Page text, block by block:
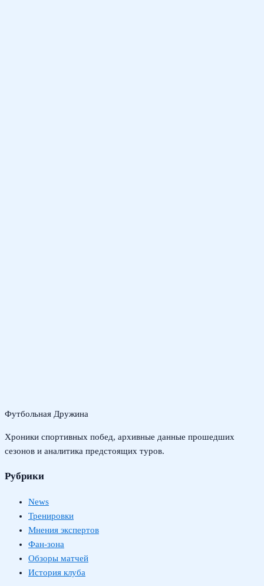
Футбольная Дружина
Хроники спортивных побед, архивные данные прошедших
сезонов и аналитика предстоящих туров.
Рубрики
News
Тренировки
Мнения экспертов
Фан-зона
Обзоры матчей
История клуба